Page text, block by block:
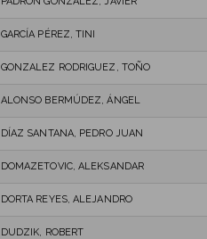
GARCÍA PÉREZ, TINI
GONZALEZ RODRIGUEZ, TOÑO
ALONSO BERMÚDEZ, ÁNGEL
DÍAZ SANTANA, PEDRO JUAN
DOMAZETOVIC, ALEKSANDAR
DORTA REYES, ALEJANDRO
DUDZIK, ROBERT